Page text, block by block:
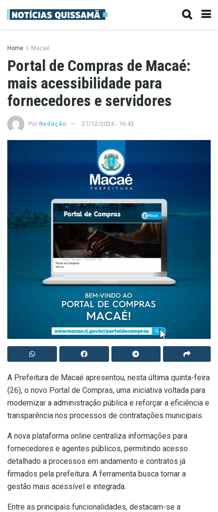
Home Macaé
Portal de Compras de Macaé:
mais acessibilidade para
fornecedores e servidores
Por Redação 27/12/2024 - 16:43
A Prefeitura de Macaé apresentou, nesta última quinta-feira
(26), o novo Portal de Compras, uma iniciativa voltada para
modernizar a administração pública e reforçar a eficiência e
transparência nos processos de contratações municipais.
A nova plataforma online centraliza informações para
fornecedores e agentes públicos, permitindo acesso
detalhado a processos em andamento e contratos já
firmados pela prefeitura. A ferramenta busca tornar a
gestão mais acessível e integrada.
Entre as principais funcionalidades, destacam-se a